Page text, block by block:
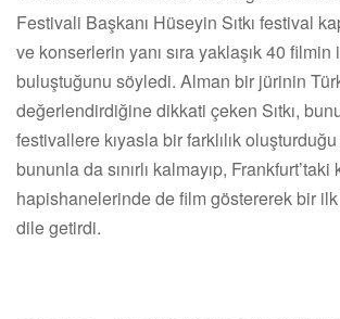
Festivali Başkanı Hüseyin Sıtkı festival
ve konserlerin yanı sıra yaklaşık 40
buluştuğunu söyledi. Alman bir jürinin
değerlendirdiğine dikkati çeken Sıtkı,
festivallere kıyasla bir farklılık oluşturduğu
bununla da sınırlı kalmayıp,
hapishanelerinde de film göstererek bir ilk
dile getirdi.